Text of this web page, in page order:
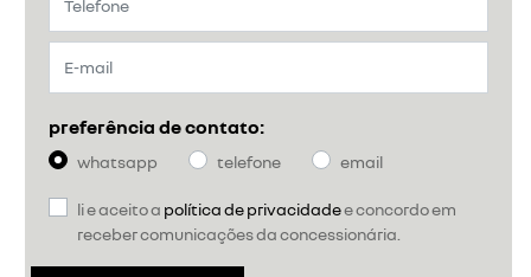
preferência de contato:
whatsapp telefone email
li e aceito a política de privacidadee concordo em
receber comunicações da concessionária.